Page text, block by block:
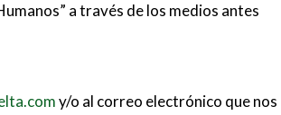
a través de los medios antes
y/o al correo electrónico que nos